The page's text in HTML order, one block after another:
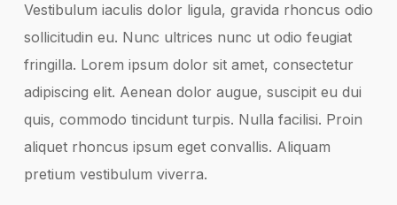
Vestibulum iaculis dolor ligula, gravida rhoncus odio
sollicitudin eu. Nunc ultrices nunc ut odio feugiat
fringilla. Lorem ipsum dolor sit amet, consectetur
adipiscing elit. Aenean dolor augue, suscipit eu dui
quis, commodo tincidunt turpis. Nulla facilisi. Proin
aliquet rhoncus ipsum eget convallis. Aliquam
pretium vestibulum viverra.